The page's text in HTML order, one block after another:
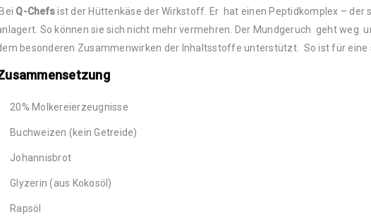
Bei Q-Chefsist der Hüttenkäse der Wirkstoff. Er hat einen Peptidkomplex – der
So können sie sich nicht mehr vermehren. Der Mundgeruch geht weg
besonderen Zusammenwirken der Inhaltsstoffe unterstützt. So ist für eine
20% Molkereierzeugnisse
Buchweizen (kein Getreide)
Johannisbrot
Glyzerin (aus Kokosöl)
Rapsöl